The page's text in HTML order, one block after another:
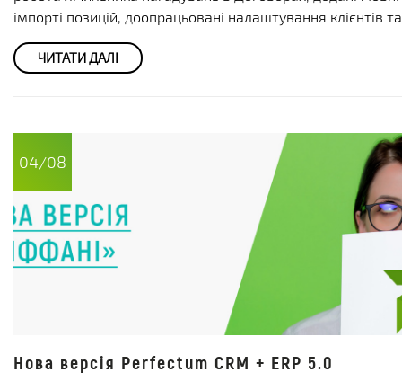
імпорті позицій, доопрацьовані налаштування клієнтів
ЧИТАТИ ДАЛІ
04/08
Нова версія Perfectum CRM + ERP 5.0